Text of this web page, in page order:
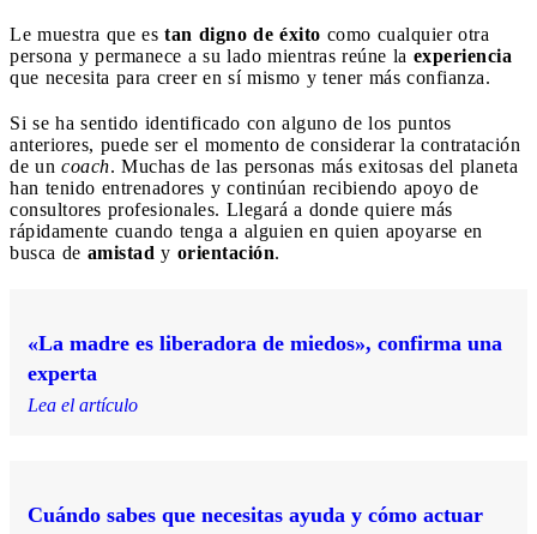
Le muestra que es tan digno de éxito como cualquier otra
persona y permanece a su lado mientras reúne la experiencia
que necesita para creer en sí mismo y tener más confianza.
Si se ha sentido identificado con alguno de los puntos
anteriores, puede ser el momento de considerar la contratación
de un coach. Muchas de las personas más exitosas del planeta
han tenido entrenadores y continúan recibiendo apoyo de
consultores profesionales. Llegará a donde quiere más
rápidamente cuando tenga a alguien en quien apoyarse en
busca de amistad y orientación.
«La madre es liberadora de miedos», confirma una
experta
Lea el artículo
Cuándo sabes que necesitas ayuda y cómo actuar